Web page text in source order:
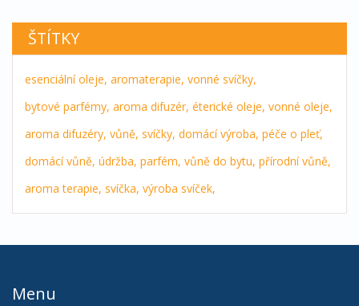
ŠTÍTKY
esenciální oleje, aromaterapie, vonné svíčky,
bytové parfémy, aroma difuzér, éterické oleje, vonné oleje,
aroma difuzéry, vůně, svíčky, domácí výroba, péče o pleť,
domácí vůně, údržba, parfém, vůně do bytu, přírodní vůně,
aroma terapie, svíčka, výroba svíček,
Menu